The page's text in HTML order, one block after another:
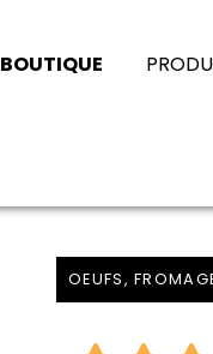
BOUTIQUE
OEUFS,